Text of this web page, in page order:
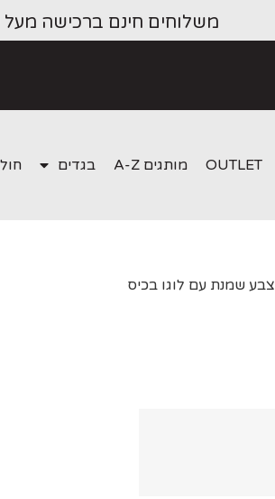
משלוחים חינם ברכישה מעל 299 ₪
OUTLET מותגים A-Z בגדים
שמנת עם לוגו בכיס